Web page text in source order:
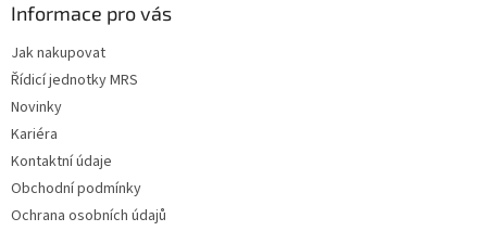
Informace pro vás
Jak nakupovat
Řídicí jednotky MRS
Novinky
Kariéra
Kontaktní údaje
Obchodní podmínky
Ochrana osobních údajů